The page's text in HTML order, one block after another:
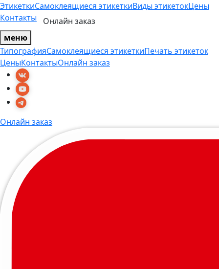
ЭтикеткиСамоклеящиеся этикеткиВиды этикетокЦены
Контакты
Онлайн заказ
меню
ТипографияСамоклеящиеся этикеткиПечать этикеток
ЦеныКонтактыОнлайн заказ
Онлайн заказ